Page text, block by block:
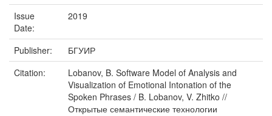
Issue
Date:
2019
Publisher:
БГУИР
Citation:
Lobanov, B. Software Model of Analysis and
Visualization of Emotional Intonation of the
Spoken Phrases / B. Lobanov, V. Zhitko //
Открытые семантические технологии